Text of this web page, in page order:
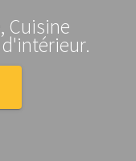
Cuisine